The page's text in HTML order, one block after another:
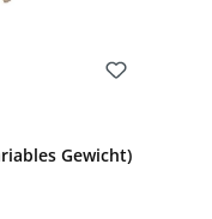
Gewicht)